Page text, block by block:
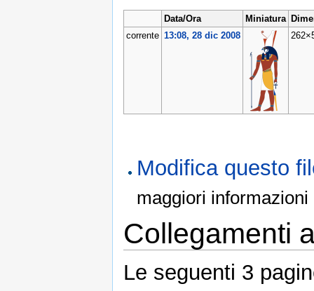
Data/Ora Miniatura
corrente 13:08, 28 dic 2008
Modifica questo
maggiori
Collegamenti
Le seguenti 3